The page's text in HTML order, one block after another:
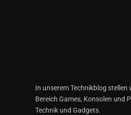
In unserem Technikblog stellen
Bereich Games, Konsolen und
Technik und Gadgets.